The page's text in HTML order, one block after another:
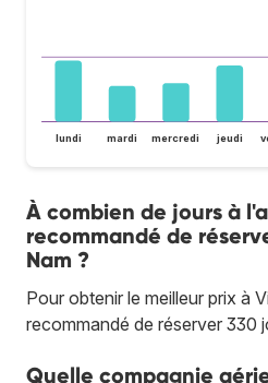
lundi mardi mercredi jeudi
À combien de jours à
recommandé de
Nam ?
Pour obtenir le meilleur prix à
recommandé de réserver 330
Quelle compagnie